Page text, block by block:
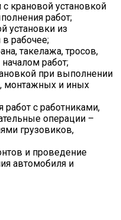
крановой установкой
работ;
установки из
в рабочее;
такелажа, тросов,
работ;
при выполнении
монтажных и иных
с работниками,
операции –
грузовиков,
и проведение
автомобиля и